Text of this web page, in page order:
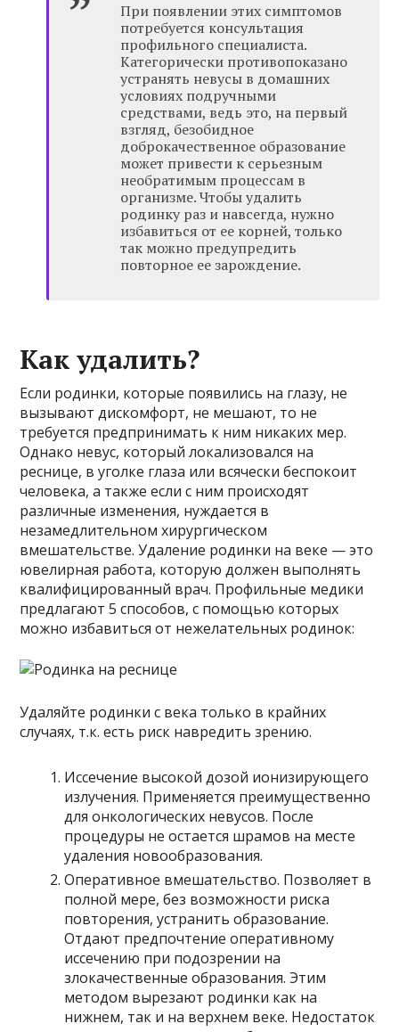
При появлении этих симптомов
потребуется консультация
профильного специалиста.
Категорически противопоказано
устранять невусы в домашних
условиях подручными
средствами, ведь это, на первый
взгляд, безобидное
доброкачественное образование
может привести к серьезным
необратимым процессам в
организме. Чтобы удалить
родинку раз и навсегда, нужно
избавиться от ее корней, только
так можно предупредить
повторное ее зарождение.
Как удалить?
Если родинки, которые появились на глазу, не
вызывают дискомфорт, не мешают, то не
требуется предпринимать к ним никаких мер.
Однако невус, который локализовался на
реснице, в уголке глаза или всячески беспокоит
человека, а также если с ним происходят
различные изменения, нуждается в
незамедлительном хирургическом
вмешательстве. Удаление родинки на веке — это
ювелирная работа, которую должен выполнять
квалифицированный врач. Профильные медики
предлагают 5 способов, с помощью которых
можно избавиться от нежелательных родинок:
Удаляйте родинки с века только в крайних
случаях, т.к. есть риск навредить зрению.
Иссечение высокой дозой ионизирующего
излучения. Применяется преимущественно
для онкологических невусов. После
процедуры не остается шрамов на месте
удаления новообразования.
Оперативное вмешательство. Позволяет в
полной мере, без возможности риска
повторения, устранить образование.
Отдают предпочтение оперативному
иссечению при подозрении на
злокачественные образования. Этим
методом вырезают родинки как на
нижнем, так и на верхнем веке. Недостаток